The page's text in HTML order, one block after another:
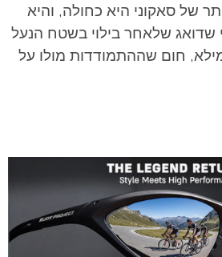
של סאקוני היא כחולה, והיא
שדואג שלאחר בילוי בשטח הנעל
חום שההתמודדות מולו על